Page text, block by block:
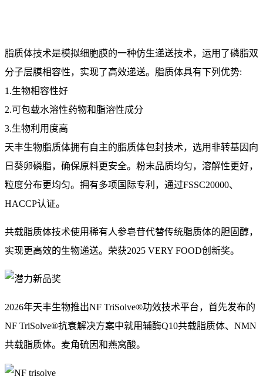
脂质体技术是模拟细胞膜的一种仿生递送技术，运用了磷脂双
分子层膜相容性，实现了高效递送。脂质体具有下列优势:
1.生物相容性好
2.可包载水溶性药物和脂溶性成分
3.生物利用度高
天丰生物脂质体拥有自主的脂质体包封技术，选用非转基因向
日葵卵磷脂，确保原料更安全。粉末品质均匀，溶解性更好，
粒度分布更均匀。拥有多项国际专利，通过FSSC20000、
HACCP认证。
共载脂质体技术使用稀有人参皂苷代替传统脂质体的胆固醇，
实现更高效的生物递送。荣获2025 VERY FOOD创新奖。
2026年天丰生物推出NF TriSolve®功效技术平台，首先发布的
NF TriSolve®抗衰解决方案中就用辅酶Q10共载脂质体、NMN
共载脂质体。麦角硫因和燕窝酸。